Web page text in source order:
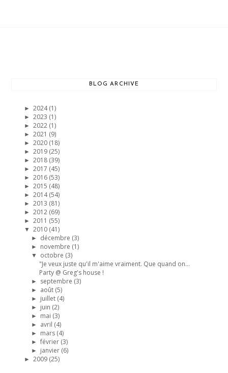
BLOG ARCHIVE
► 2024(1)
► 2023 (1)
► 2022 (1)
► 2021 (9)
► 2020 (18)
► 2019 (25)
► 2018 (39)
► 2017 (45)
► 2016 (53)
► 2015 (48)
► 2014(54)
► 2013 (81)
► 2012 (69)
► 2011 (55)
▼ 2010 (41)
► décembre (3)
► novembre (1)
▼ octobre (3)
"Je veux juste qu'il m'aime vraiment. Que quand on...
Party @ Greg's house !
► septembre (3)
► août (5)
► juillet (4)
► juin (2)
► mai (3)
► avril (4)
► mars (4)
► février (3)
► janvier (6)
► 2009 (25)